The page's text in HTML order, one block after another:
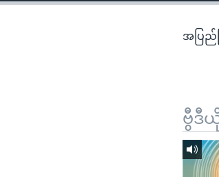
ကျော်
အပြည်
ဗွီဒီ